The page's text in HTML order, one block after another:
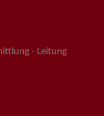
- Leitung